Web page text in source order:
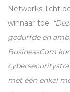
Networks, licht
winnaar toe:
gedurfde en
BusinessCom
met één enkel